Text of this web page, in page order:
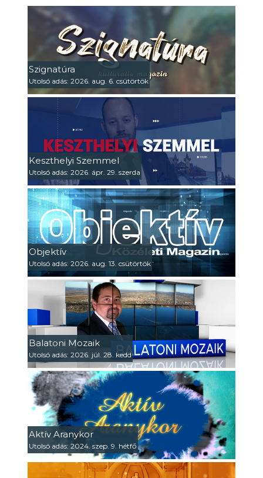
Szignatúra
Utolsó adás: 2026. aug. 6. csütörtök
Keszthelyi Szemmel
Utolsó adás: 2026. ápr. 29. szerda
Objektív
Utolsó adás: 2026. aug. 13. csütörtök
Balatoni Mozaik
Utolsó adás: 2026. júl. 28. kedd
Aktív Aranykor
Utolsó adás: 2024. szep. 9. hétfő